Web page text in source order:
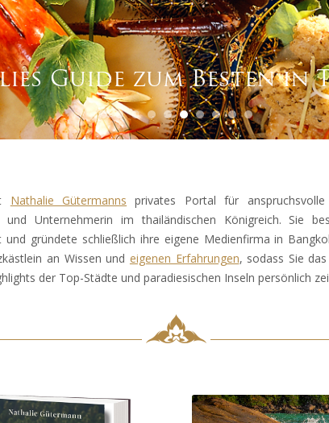
Guide zum Besten in
Nathalie Gütermanns privates Portal für
und Unternehmerin im thailändischen Königreich. Sie
und gründete schließlich ihre eigene Medienfirma in
an Wissen und eigenen Erfahrungen, sodass Sie
der Top-Städte und paradiesischen Inseln persönlich